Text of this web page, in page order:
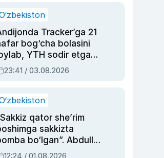
Tracker’ga 21
bog‘cha bolasini
YTH sodir etgan
sud hukmi o‘qildi
23:41 / 03.08.2026
qator she’rim
sakkizta
bo‘lgan”. Abdulla
siyosiy
12:24 / 01.08.2026